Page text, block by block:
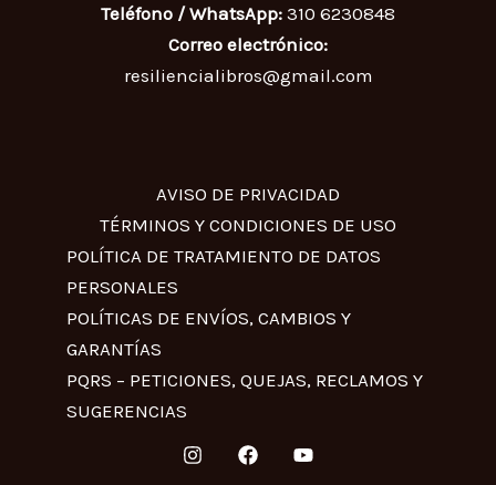
Teléfono / WhatsApp: 310 6230848
Correo electrónico:
resiliencialibros@gmail.com
AVISO DE PRIVACIDAD
TÉRMINOS Y CONDICIONES DE USO
POLÍTICA DE TRATAMIENTO DE DATOS
PERSONALES
POLÍTICAS DE ENVÍOS, CAMBIOS Y
GARANTÍAS
PQRS – PETICIONES, QUEJAS, RECLAMOS Y
SUGERENCIAS